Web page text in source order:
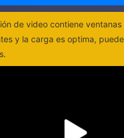
de video contiene ventanas
y la carga es optima,